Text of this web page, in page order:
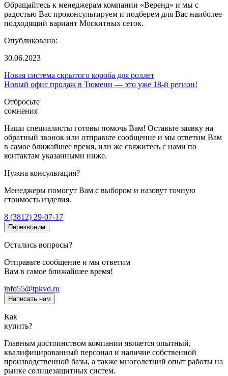
Обращайтесь к менеджерам компании «Веренд» и мы с
радостью Вас проконсультируем и подберем для Вас наиболее
подходящий вариант Москитных сеток.
Опубликовано:
30.06.2023
Новая система скрытого короба для роллет
Новый офис продаж в Тюмени — это уже 18-й регион!
Отбросьте
сомнения
Наши специалисты готовы помочь Вам! Оставьте заявку на
обратный звонок или отправьте сообщение и мы ответим Вам
в самое ближайшее время, или же свяжитесь с нами по
контактам указанными ниже.
Нужна консультация?
Менеджеры помогут Вам с выбором и назовут точную
стоимость изделия.
8 (3812) 29-07-17
Перезвоним
Остались вопросы?
Отправьте сообщение и мы ответим
Вам в самое ближайшее время!
info55@tpkvd.ru
Написать нам
Как
купить?
Главным достоинством компании является опытный,
квалифицированный персонал и наличие собственной
производственной базы, а также многолетний опыт работы на
рынке солнцезащитных систем.